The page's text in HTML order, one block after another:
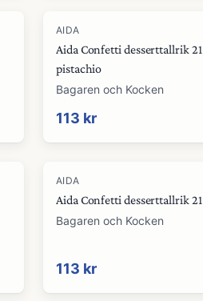
AIDA
Aida Confetti desserttallrik
pistachio
Bagaren och Kocken
113 kr
AIDA
Aida Confetti desserttallrik
Bagaren och Kocken
113 kr